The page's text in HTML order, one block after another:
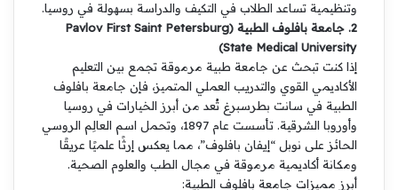
وتنظيمية تساعد الطلاب في التكيف والدراسة بسهولة في روسيا.
2. جامعة بافلوف الطبية (Pavlov First Saint Petersburg
State Medical University)
إذا كنت تبحث عن جامعة طبية مرموقة تجمع بين التعليم
الأكاديمي القوي والتدريب العملي المتميز، فإن جامعة بافلوف
الطبية في سانت بطرسبرغ تُعد من أبرز الخيارات في روسيا
وأوروبا الشرقية. تأسست عام 1897، وتحمل اسم العالِم الروسي
الحائز على نوبل “إيفان بافلوف”، مما يعكس إرثًا علميًا عريقًا
ومكانة أكاديمية مرموقة في مجال الطب والعلوم الصحية.
أبرز مميزات جامعة بافلوف الطبية: